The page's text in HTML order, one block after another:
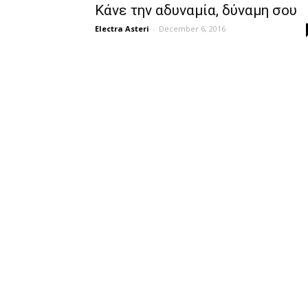
Κάνε την αδυναμία, δύναμη σου
Electra Asteri - December 6, 2016